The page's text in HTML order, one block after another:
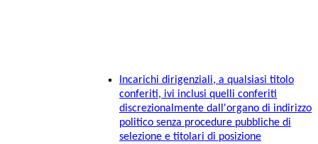
Incarichi dirigenziali, a qualsiasi titolo
conferiti, ivi inclusi quelli conferiti
discrezionalmente dall'organo di indirizzo
politico senza procedure pubbliche di
selezione e titolari di posizione